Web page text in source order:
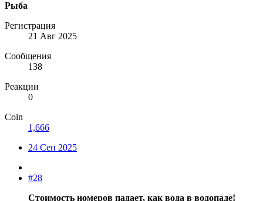
Рыба
Регистрация
21 Авг 2025
Сообщения
138
Реакции
0
Coin
1,666
24 Сен 2025
#28
Стоимость номеров падает, как вода в водопаде!